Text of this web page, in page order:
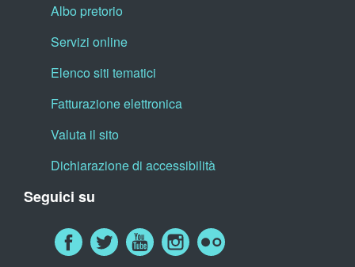
Albo pretorio
Servizi online
Elenco siti tematici
Fatturazione elettronica
Valuta il sito
Dichiarazione di accessibilità
Seguici su